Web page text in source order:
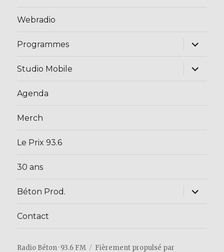
Webradio
Programmes
ouvrir
menu
Studio Mobile
ouvrir
Agenda
Merch
Le Prix 93.6
30 ans
Béton Prod.
ouvrir
Contact
Radio Béton · 93.6 FM Fièrement propulsé par